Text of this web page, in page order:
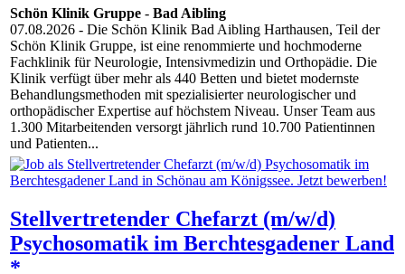
Schön Klinik Gruppe - Bad Aibling
07.08.2026 - Die Schön Klinik Bad Aibling Harthausen, Teil der
Schön Klinik Gruppe, ist eine renommierte und hochmoderne
Fachklinik für Neurologie, Intensivmedizin und Orthopädie. Die
Klinik verfügt über mehr als 440 Betten und bietet modernste
Behandlungsmethoden mit spezialisierter neurologischer und
orthopädischer Expertise auf höchstem Niveau. Unser Team aus
1.300 Mitarbeitenden versorgt jährlich rund 10.700 Patientinnen
und Patienten...
Stellvertretender Chefarzt (m/w/d)
Psychosomatik im Berchtesgadener Land
*